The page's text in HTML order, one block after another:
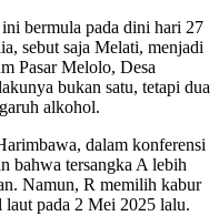
bermula pada dini hari 27
sebut saja Melati, menjadi
Pasar Melolo, Desa
bukan satu, tetapi dua
alkohol.
dalam konferensi
bahwa tersangka A lebih
Namun, R memilih kabur
laut pada 2 Mei 2025 lalu.